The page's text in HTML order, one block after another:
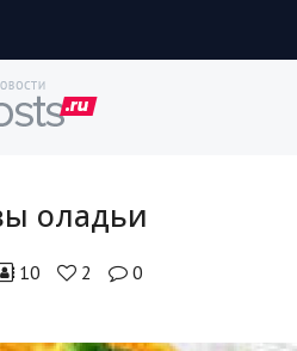
оладьи
10 2
0